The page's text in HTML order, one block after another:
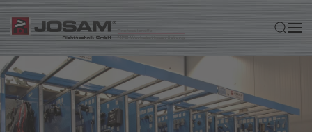
Zum Hauptinhalt springen